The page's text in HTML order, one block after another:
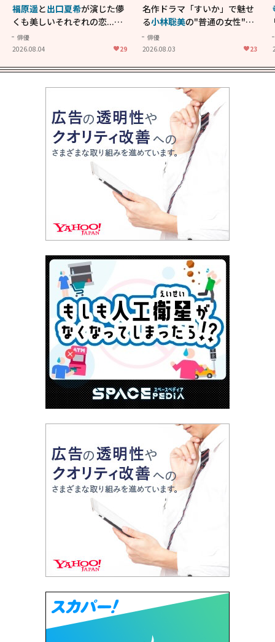
福原遥と出口夏希が演じた儚
くも美しいそれぞれの恋...生
きることの尊さを教えてくれ
た映画「あの花が咲く丘で、
俳優
2026.08.04
29
名作ドラマ「すいか」で魅せ
る小林聡美の"普通の女性"が
大人に刺さる...映画「かもめ
食堂」にも通じる静かな芝居
俳優
2026.08.03
23